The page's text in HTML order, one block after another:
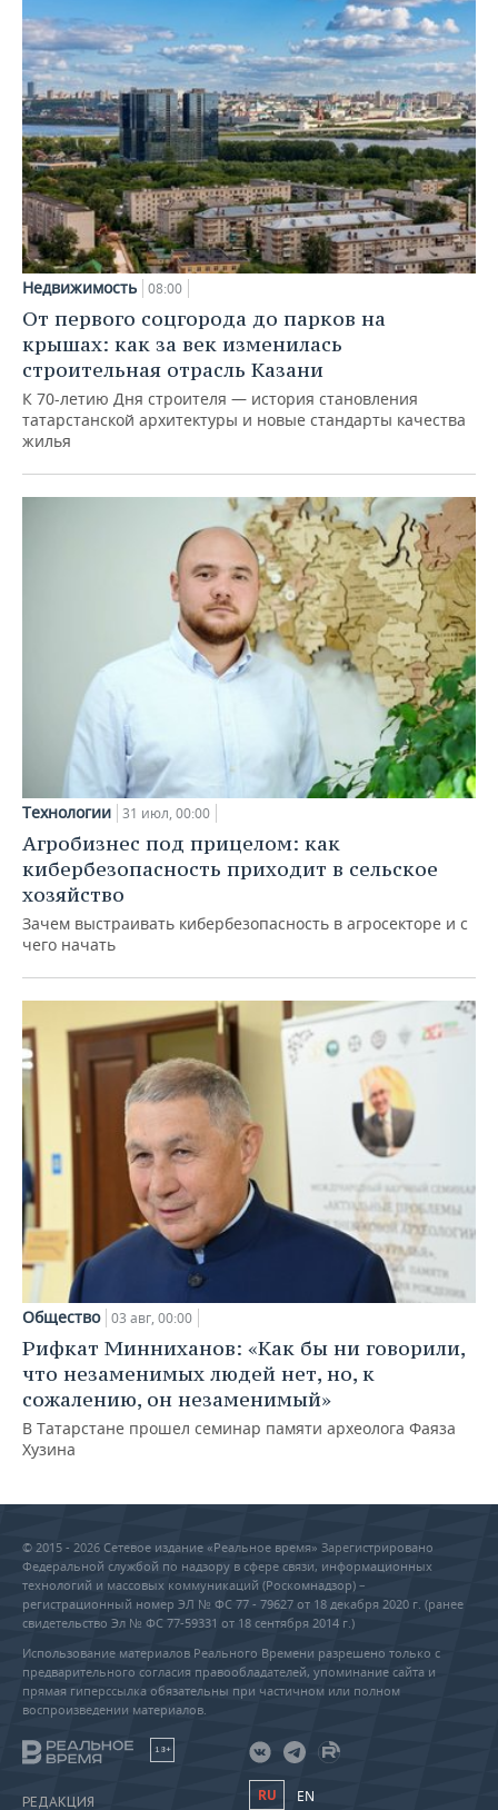
Недвижимость 08:00
От первого соцгорода до парков на
крышах: как за век изменилась
строительная отрасль Казани
К 70-летию Дня строителя — история становления
татарстанской архитектуры и новые стандарты качества
жилья
Технологии 31 июл, 00:00
Агробизнес под прицелом: как
кибербезопасность приходит в сельское
хозяйство
Зачем выстраивать кибербезопасность в агросекторе и с
чего начать
Общество 03 авг, 00:00
Рифкат Минниханов: «Как бы ни говорили,
что незаменимых людей нет, но, к
сожалению, он незаменимый»
В Татарстане прошел семинар памяти археолога Фаяза
Хузина
© 2015 - 2026 Сетевое издание «Реальное время» Зарегистрировано
Федеральной службой по надзору в сфере связи, информационных
технологий и массовых коммуникаций (Роскомнадзор) –
регистрационный номер ЭЛ № ФС 77 - 79627 от 18 декабря 2020 г. (ранее
свидетельство Эл № ФС 77-59331 от 18 сентября 2014 г.)
Использование материалов Реального Времени разрешено только с
предварительного согласия правообладателей, упоминание сайта и
прямая гиперссылка обязательны при частичном или полном
воспроизведении материалов.
18+
РЕДАКЦИЯ RU EN